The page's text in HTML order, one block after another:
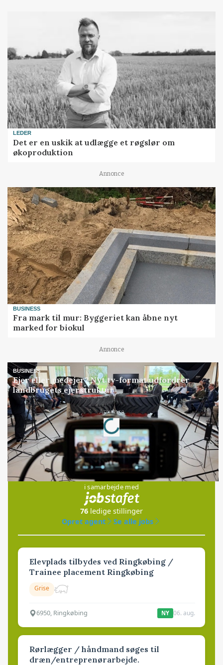
LEDER
Det er en uskik at udlægge et røgslør om
økoproduktion
Annonce
BUSINESS
Fra mark til mur: Byggeriet kan åbne nyt
marked for biokul
Annonce
BUSINESS
Ejer eller medejer? Nyt tv-format udfordrer
landbrugets ejerstruktur
Annonce
Loading...
Jobs
i samarbejde med
76 ledige stillinger
Opret agent
Se alle jobs
Elevplads tilbydes ved Ringkøbing /
Trainee placement Ringkøbing
Grise
6950, Ringkøbing NY 06. aug.
Rørlægger / håndmand søges til
dræn/entreprenørarbejde.